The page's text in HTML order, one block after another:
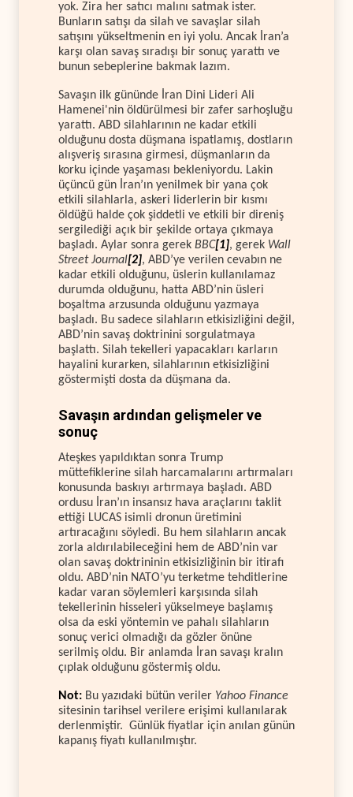
yok. Zira her satıcı malını satmak ister.
Bunların satışı da silah ve savaşlar silah
satışını yükseltmenin en iyi yolu. Ancak İran’a
karşı olan savaş sıradışı bir sonuç yarattı ve
bunun sebeplerine bakmak lazım.
Savaşın ilk gününde İran Dini Lideri Ali
Hamenei'nin öldürülmesi bir zafer sarhoşluğu
yarattı. ABD silahlarının ne kadar etkili
olduğunu dosta düşmana ispatlamış, dostların
alışveriş sırasına girmesi, düşmanların da
korku içinde yaşaması bekleniyordu. Lakin
üçüncü gün İran’ın yenilmek bir yana çok
etkili silahlarla, askeri liderlerin bir kısmı
öldüğü halde çok şiddetli ve etkili bir direniş
sergilediği açık bir şekilde ortaya çıkmaya
başladı. Aylar sonra gerek BBC[1], gerek Wall
Street Journal[2], ABD’ye verilen cevabın ne
kadar etkili olduğunu, üslerin kullanılamaz
durumda olduğunu, hatta ABD’nin üsleri
boşaltma arzusunda olduğunu yazmaya
başladı. Bu sadece silahların etkisizliğini değil,
ABD’nin savaş doktrinini sorgulatmaya
başlattı. Silah tekelleri yapacakları karların
hayalini kurarken, silahlarının etkisizliğini
göstermişti dosta da düşmana da.
Savaşın ardından gelişmeler ve
sonuç
Ateşkes yapıldıktan sonra Trump
müttefiklerine silah harcamalarını artırmaları
konusunda baskıyı artırmaya başladı. ABD
ordusu İran’ın insansız hava araçlarını taklit
ettiği LUCAS isimli dronun üretimini
artıracağını söyledi. Bu hem silahların ancak
zorla aldırılabileceğini hem de ABD’nin var
olan savaş doktrininin etkisizliğinin bir itirafı
oldu. ABD’nin NATO’yu terketme tehditlerine
kadar varan söylemleri karşısında silah
tekellerinin hisseleri yükselmeye başlamış
olsa da eski yöntemin ve pahalı silahların
sonuç verici olmadığı da gözler önüne
serilmiş oldu. Bir anlamda İran savaşı kralın
çıplak olduğunu göstermiş oldu.
Not: Bu yazıdaki bütün veriler Yahoo Finance
sitesinin tarihsel verilere erişimi kullanılarak
derlenmiştir. Günlük fiyatlar için anılan günün
kapanış fiyatı kullanılmıştır.